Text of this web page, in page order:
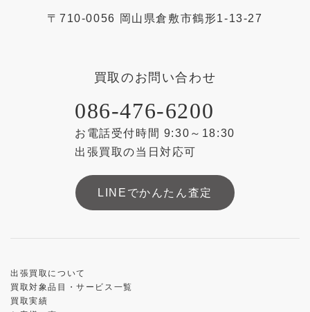
〒710-0056 岡山県倉敷市鶴形1-13-27
買取のお問い合わせ
086-476-6200
お電話受付時間 9:30～18:30
出張買取の当日対応可
LINEでかんたん査定
出張買取について
買取対象品目・サービス一覧
買取実績